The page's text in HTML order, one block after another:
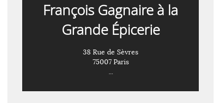
François Gagnaire à la
Grande Épicerie
38 Rue de Sèvres
75007 Paris
...